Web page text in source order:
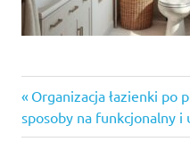
Nawigacja
wpisu
Previous
Post:
Organizacja łazienki po
sposoby na funkcjonalny